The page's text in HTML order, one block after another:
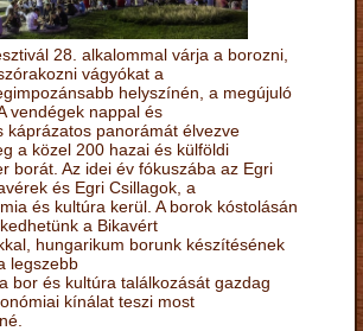
28. alkalommal várja a borozni,
vágyókat a
helyszínén, a megújuló
vendégek nappal és
káprázatos panorámát élvezve
a közel 200 hazai és külföldi
borát. Az idei év fókuszába az Egri
és Egri Csillagok, a
és kultúra kerül. A borok kóstolásán
a Bikavért
hungarikum borunk készítésének
legszebb
bor és kultúra találkozását gazdag
kínálat teszi most